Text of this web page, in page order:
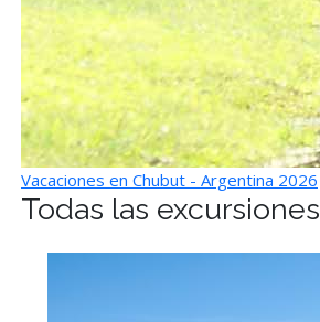
Vacaciones en Chubut - Argentina 2026
Todas las excursiones